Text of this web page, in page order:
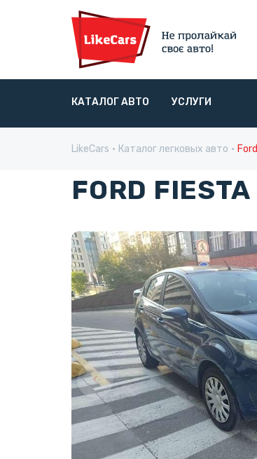
КАТАЛОГ АВТО УСЛУГИ
LikeCars Каталог легковых авто
FORD